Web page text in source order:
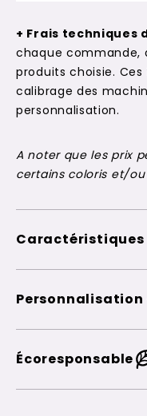
+ Frais techniques
chaque commande,
produits choisie.
calibrage des
personnalisation.
A noter que les prix
certains coloris et/ou
Caractéristiques
Écoresponsable